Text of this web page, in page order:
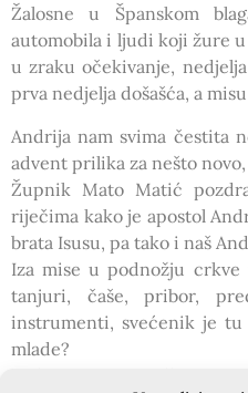
Žalosne u Španskom
automobila i ljudi koji žure
u zraku očekivanje,
prva nedjelja došašća, a
Andrija nam svima čestita
advent prilika za nešto
Župnik Mato Matić
riječima kako je apostol
brata Isusu, pa tako i naš
Iza mise u podnožju crkve
tanjuri, čaše, pribor,
instrumenti, svećenik je
mlade?